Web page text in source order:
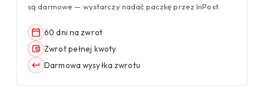
są darmowe — wystarczy nadać paczkę przez InPost.
60 dni na zwrot
Zwrot pełnej kwoty
Darmowa wysyłka zwrotu